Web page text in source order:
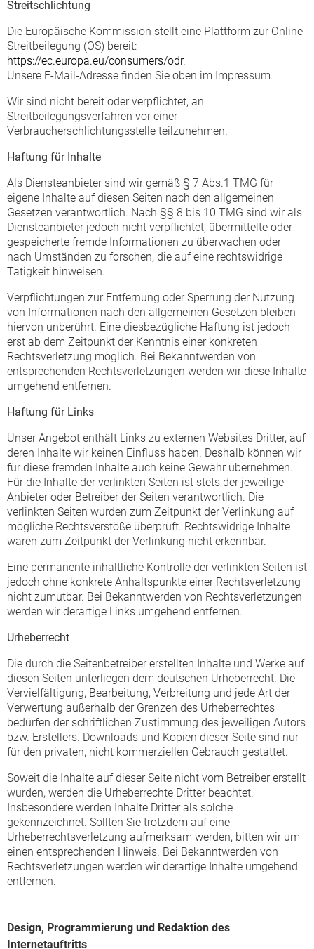
Streitschlichtung
Die Europäische Kommission stellt eine Plattform zur Online-
Streitbeilegung (OS) bereit:
https://ec.europa.eu/consumers/odr.
Unsere E-Mail-Adresse finden Sie oben im Impressum.
Wir sind nicht bereit oder verpflichtet, an
Streitbeilegungsverfahren vor einer
Verbraucherschlichtungsstelle teilzunehmen.
Haftung für Inhalte
Als Diensteanbieter sind wir gemäß § 7 Abs.1 TMG für
eigene Inhalte auf diesen Seiten nach den allgemeinen
Gesetzen verantwortlich. Nach §§ 8 bis 10 TMG sind wir als
Diensteanbieter jedoch nicht verpflichtet, übermittelte oder
gespeicherte fremde Informationen zu überwachen oder
nach Umständen zu forschen, die auf eine rechtswidrige
Tätigkeit hinweisen.
Verpflichtungen zur Entfernung oder Sperrung der Nutzung
von Informationen nach den allgemeinen Gesetzen bleiben
hiervon unberührt. Eine diesbezügliche Haftung ist jedoch
erst ab dem Zeitpunkt der Kenntnis einer konkreten
Rechtsverletzung möglich. Bei Bekanntwerden von
entsprechenden Rechtsverletzungen werden wir diese Inhalte
umgehend entfernen.
Haftung für Links
Unser Angebot enthält Links zu externen Websites Dritter, auf
deren Inhalte wir keinen Einfluss haben. Deshalb können wir
für diese fremden Inhalte auch keine Gewähr übernehmen.
Für die Inhalte der verlinkten Seiten ist stets der jeweilige
Anbieter oder Betreiber der Seiten verantwortlich. Die
verlinkten Seiten wurden zum Zeitpunkt der Verlinkung auf
mögliche Rechtsverstöße überprüft. Rechtswidrige Inhalte
waren zum Zeitpunkt der Verlinkung nicht erkennbar.
Eine permanente inhaltliche Kontrolle der verlinkten Seiten ist
jedoch ohne konkrete Anhaltspunkte einer Rechtsverletzung
nicht zumutbar. Bei Bekanntwerden von Rechtsverletzungen
werden wir derartige Links umgehend entfernen.
Urheberrecht
Die durch die Seitenbetreiber erstellten Inhalte und Werke auf
diesen Seiten unterliegen dem deutschen Urheberrecht. Die
Vervielfältigung, Bearbeitung, Verbreitung und jede Art der
Verwertung außerhalb der Grenzen des Urheberrechtes
bedürfen der schriftlichen Zustimmung des jeweiligen Autors
bzw. Erstellers. Downloads und Kopien dieser Seite sind nur
für den privaten, nicht kommerziellen Gebrauch gestattet.
Soweit die Inhalte auf dieser Seite nicht vom Betreiber erstellt
wurden, werden die Urheberrechte Dritter beachtet.
Insbesondere werden Inhalte Dritter als solche
gekennzeichnet. Sollten Sie trotzdem auf eine
Urheberrechtsverletzung aufmerksam werden, bitten wir um
einen entsprechenden Hinweis. Bei Bekanntwerden von
Rechtsverletzungen werden wir derartige Inhalte umgehend
entfernen.
Design, Programmierung und Redaktion des
Internetauftritts